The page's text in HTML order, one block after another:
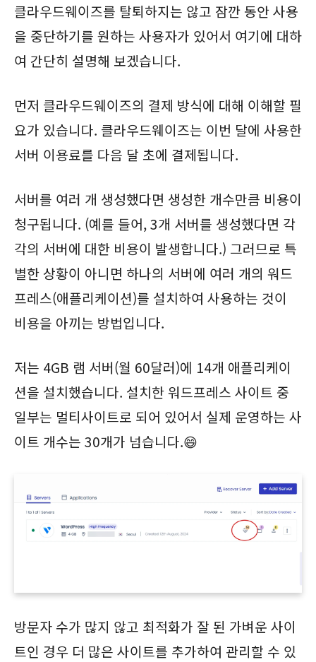
클라우드웨이즈를 탈퇴하지는 않고 잠깐 동안 사용
을 중단하기를 원하는 사용자가 있어서 여기에 대하
여 간단히 설명해 보겠습니다.
먼저 클라우드웨이즈의 결제 방식에 대해 이해할 필
요가 있습니다. 클라우드웨이즈는 이번 달에 사용한
서버 이용료를 다음 달 초에 결제됩니다.
서버를 여러 개 생성했다면 생성한 개수만큼 비용이
청구됩니다. (예를 들어, 3개 서버를 생성했다면 각
각의 서버에 대한 비용이 발생합니다.) 그러므로 특
별한 상황이 아니면 하나의 서버에 여러 개의 워드
프레스(애플리케이션)를 설치하여 사용하는 것이
비용을 아끼는 방법입니다.
저는 4GB 램 서버(월 60달러)에 14개 애플리케이
션을 설치했습니다. 설치한 워드프레스 사이트 중
일부는 멀티사이트로 되어 있어서 실제 운영하는 사
이트 개수는 30개가 넘습니다.😄
방문자 수가 많지 않고 최적화가 잘 된 가벼운 사이
트인 경우 더 많은 사이트를 추가하여 관리할 수 있